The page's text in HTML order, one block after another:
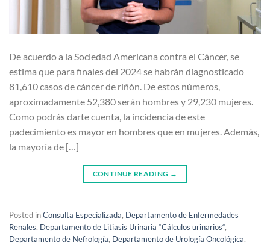
De acuerdo a la Sociedad Americana contra el Cáncer, se
estima que para finales del 2024 se habrán diagnosticado
81,610 casos de cáncer de riñón. De estos números,
aproximadamente 52,380 serán hombres y 29,230 mujeres.
Como podrás darte cuenta, la incidencia de este
padecimiento es mayor en hombres que en mujeres. Además,
la mayoría de […]
CONTINUE READING →
Posted inConsulta Especializada, Departamento de Enfermedades
Renales, Departamento de Litiasis Urinaria “Cálculos urinarios“,
Departamento de Nefrología, Departamento de Urología Oncológica,